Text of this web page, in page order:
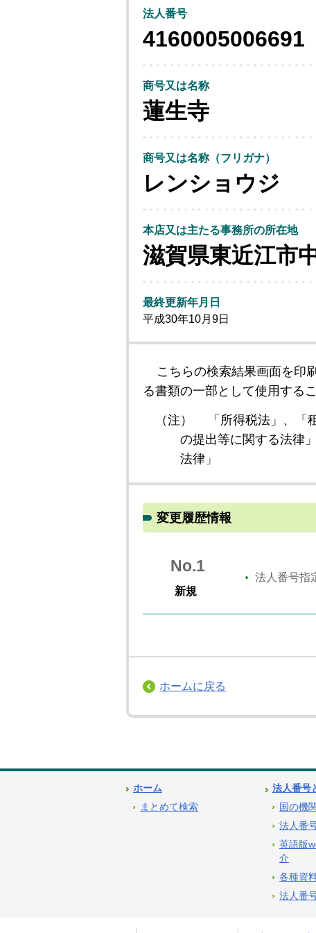
法人番号
4160005006691
商号又は名称
蓮生寺
商号又は名称（フリガナ）
レンショウジ
本店又は主たる事務所の所在地
滋賀県東近江市
最終更新年月日
平成30年10月9日
こちらの検索結果画面を印
る書類の一部として使用する
（注）
「所得税法」、
の提出等に関する法律
法律」
変更履歴情報
No.1
新規
法人番号指
ホームに戻る
ホーム
まとめて検索
法人番号
国の機
法人番
英語版
介
各種資
法人番